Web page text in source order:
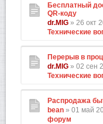
Бесплатный
QR-коду
dr.MIG » 26 окт
Технические
Перерыв в
dr.MIG » 02 сен
Технические
Распродажа
bean » 01 май
форум